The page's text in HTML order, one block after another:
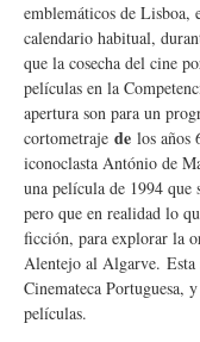
emblemáticos de Lisboa,
calendario habitual,
que la cosecha del cine
películas en la
apertura son para un
cortometraje de los años
iconoclasta António de
una película de 1994 que
pero que en realidad lo
ficción, para explorar la
Alentejo al Algarve. Esta
Cinemateca Portuguesa,
películas.